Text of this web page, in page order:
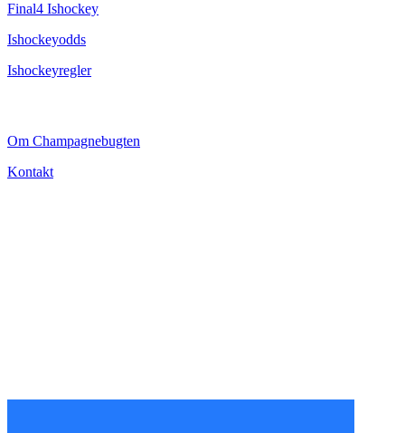
Final4 Ishockey
Ishockeyodds
Ishockeyregler
Om Champagnebugten
Kontakt